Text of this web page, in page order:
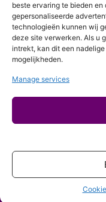
beste ervaring te bieden
gepersonaliseerde
technologieën kunnen wij
deze site verwerken. Als u
intrekt, kan dit een
mogelijkheden.
Manage services
Punter 10
8242 DC
0643996868
Maandag
Dinsdag
Woensdag